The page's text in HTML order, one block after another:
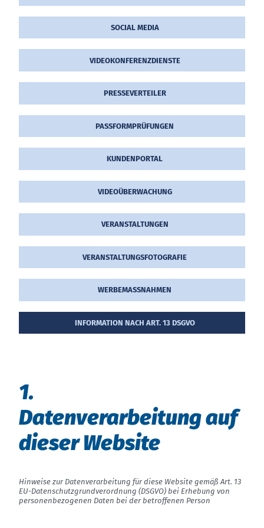
SOCIAL MEDIA
VIDEO­KON­FE­RENZ­DIEN­STE
PRES­SE­VER­TEI­LER
PASS­FORM­PRÜ­FUN­GEN
KUN­DEN­POR­TAL
VIDEO­ÜBER­WA­CHUNG
VER­AN­STAL­TUN­GEN
VER­AN­STAL­TUNGS­FO­TO­­GRA­FIE
WER­BE­MASS­NAH­MEN
INFORMATION NACH ART. 13 DSGVO
1.
Da­ten­ver­ar­bei­tung auf
die­ser Web­site
Hinweise zur Datenverarbeitung für diese Website gemäß Art. 13
EU-Datenschutzgrundverordnung (DSGVO) bei Erhebung von
personenbezogenen Daten bei der betroffenen Person